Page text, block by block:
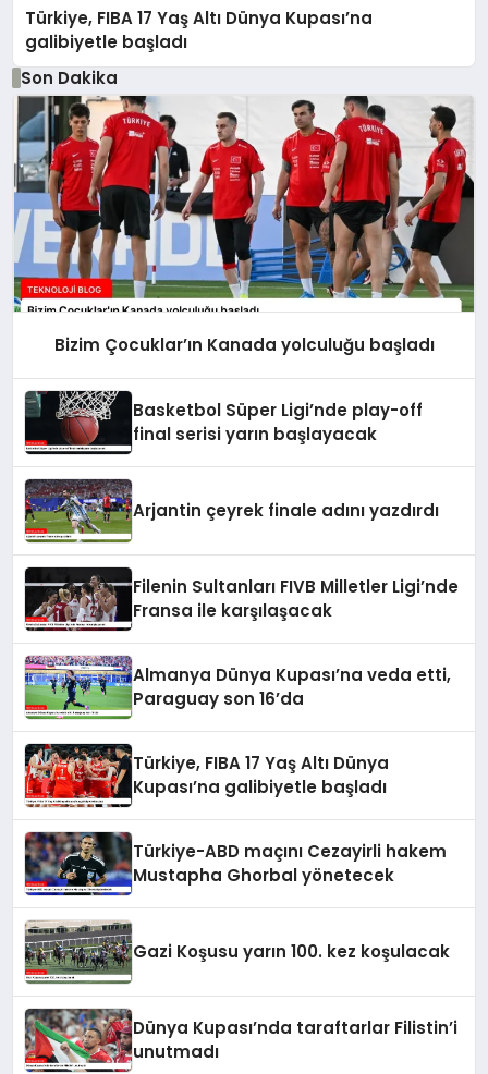
Türkiye, FIBA 17 Yaş Altı Dünya Kupası’na
galibiyetle başladı
Son Dakika
Bizim Çocuklar’ın Kanada yolculuğu başladı
Basketbol Süper Ligi’nde play-off
final serisi yarın başlayacak
Arjantin çeyrek finale adını yazdırdı
Filenin Sultanları FIVB Milletler Ligi’nde
Fransa ile karşılaşacak
Almanya Dünya Kupası’na veda etti,
Paraguay son 16’da
Türkiye, FIBA 17 Yaş Altı Dünya
Kupası’na galibiyetle başladı
Türkiye-ABD maçını Cezayirli hakem
Mustapha Ghorbal yönetecek
Gazi Koşusu yarın 100. kez koşulacak
Dünya Kupası’nda taraftarlar Filistin’i
unutmadı